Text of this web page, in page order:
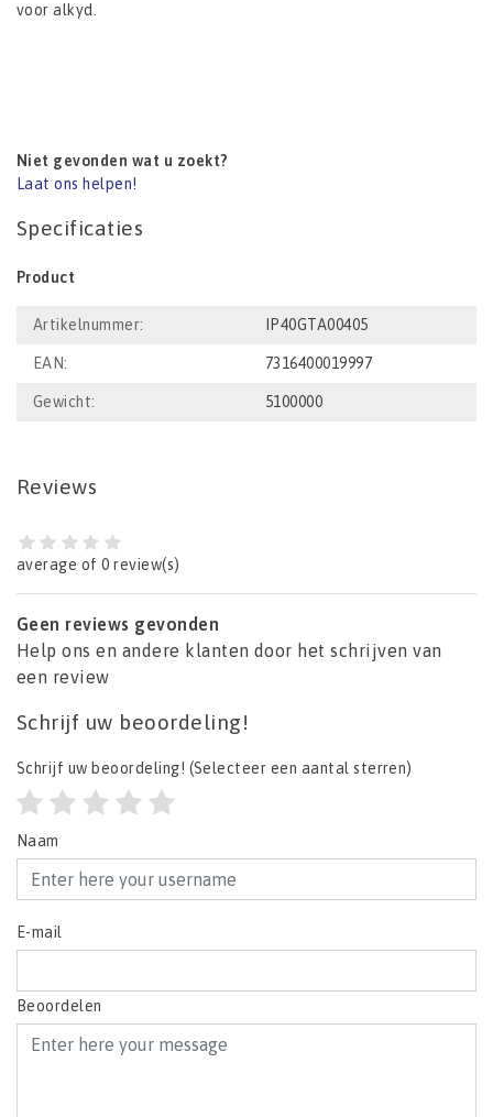
voor alkyd.
Niet gevonden wat u zoekt?
Laat ons helpen!
Specificaties
Product
Artikelnummer: IP40GTA00405
EAN: 7316400019997
Gewicht: 5100000
Reviews
average of 0 review(s)
Geen reviews gevonden
Help ons en andere klanten door het schrijven van
een review
Schrijf uw beoordeling!
Schrijf uw beoordeling! (Selecteer een aantal sterren)
Naam
E-mail
Beoordelen